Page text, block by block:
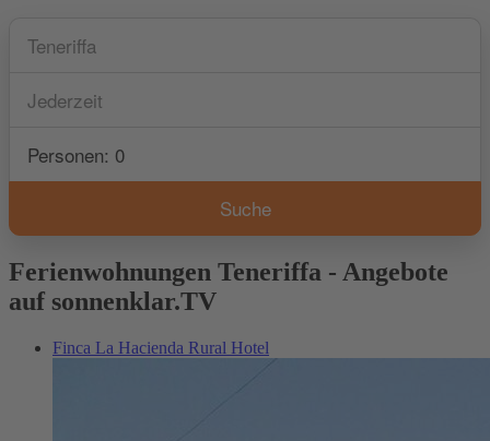
Ferienwohnungen Teneriffa - Angebote
auf sonnenklar.TV
Finca La Hacienda Rural Hotel